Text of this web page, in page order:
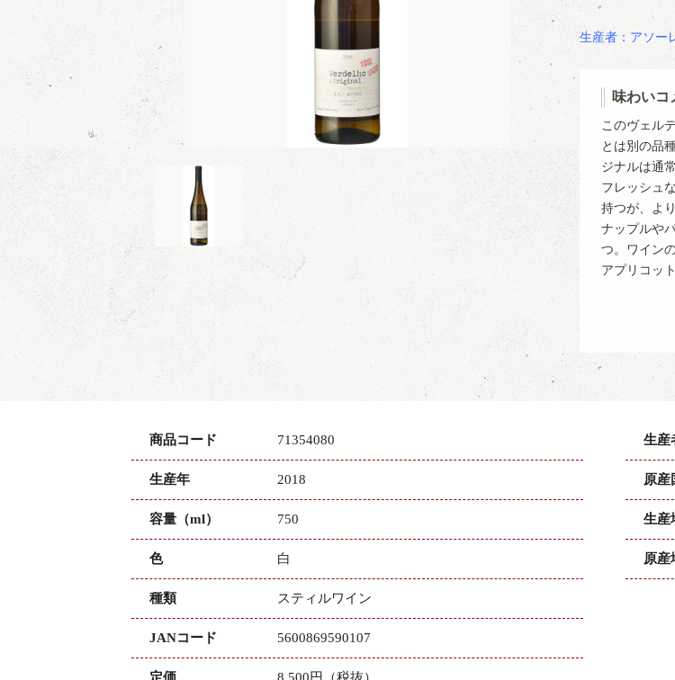
生産者：アソー
味わいコ
このヴェル
とは別の品
ジナルは通
フレッシュ
持つが、よ
ナップルや
つ。ワイン
アプリコッ
商品コード 71354080
生産年 2018
容量（ml） 750
色 白
種類 スティルワイン
JANコード 5600869590107
定価 8,500円（税抜）
生産
原産
生産
原産